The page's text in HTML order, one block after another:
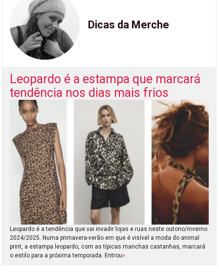
Dicas da Merche
Leopardo é a estampa que marcará
tendência nos dias mais frios
Leopardo é a tendência que vai invadir lojas e ruas neste outono/inverno
2024/2025. Numa primavera-verão em que é visível a moda do animal
print, a estampa leopardo, com as típicas manchas castanhas, marcará
o estilo para a próxima temporada. Entrou»